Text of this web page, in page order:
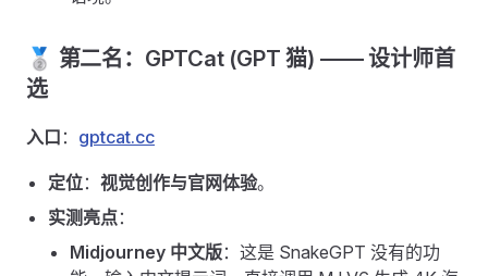
🥈 第二名：GPTCat (GPT 猫) —— 设计师首
选
入口 ： gptcat.cc
定位： 视觉创作与官网体验。
实测亮点：
Midjourney 中文版：这是 SnakeGPT 没有的功